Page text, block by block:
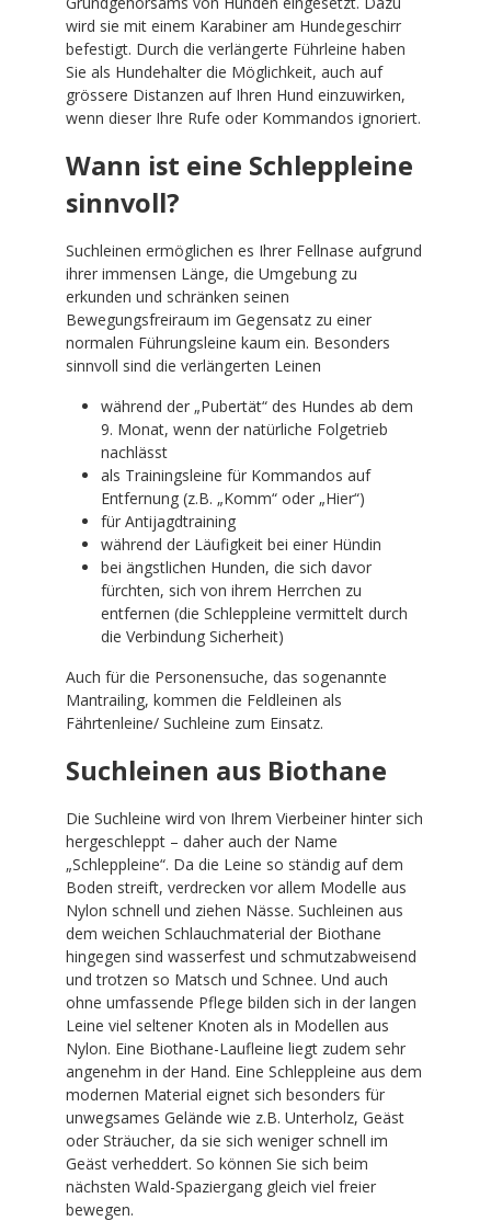
wird sie mit einem Karabiner am Hundegeschirr
befestigt. Durch die verlängerte Führleine haben
Sie als Hundehalter die Möglichkeit, auch auf
grössere Distanzen auf Ihren Hund einzuwirken,
wenn dieser Ihre Rufe oder Kommandos ignoriert.
Wann ist eine Schleppleine
sinnvoll?
Suchleinen ermöglichen es Ihrer Fellnase aufgrund
ihrer immensen Länge, die Umgebung zu
erkunden und schränken seinen
Bewegungsfreiraum im Gegensatz zu einer
normalen Führungsleine kaum ein. Besonders
sinnvoll sind die verlängerten Leinen
während der „Pubertät“ des Hundes ab dem
9. Monat, wenn der natürliche Folgetrieb
nachlässt
als Trainingsleine für Kommandos auf
Entfernung (z.B. „Komm“ oder „Hier“)
für Antijagdtraining
während der Läufigkeit bei einer Hündin
bei ängstlichen Hunden, die sich davor
fürchten, sich von ihrem Herrchen zu
entfernen (die Schleppleine vermittelt durch
die Verbindung Sicherheit)
Auch für die Personensuche, das sogenannte
Mantrailing, kommen die Feldleinen als
Fährtenleine/ Suchleine zum Einsatz.
Suchleinen aus Biothane
Die Suchleine wird von Ihrem Vierbeiner hinter sich
hergeschleppt – daher auch der Name
„Schleppleine“. Da die Leine so ständig auf dem
Boden streift, verdrecken vor allem Modelle aus
Nylon schnell und ziehen Nässe. Suchleinen aus
dem weichen Schlauchmaterial der Biothane
hingegen sind wasserfest und schmutzabweisend
und trotzen so Matsch und Schnee. Und auch
ohne umfassende Pflege bilden sich in der langen
Leine viel seltener Knoten als in Modellen aus
Nylon. Eine Biothane-Laufleine liegt zudem sehr
angenehm in der Hand. Eine Schleppleine aus dem
modernen Material eignet sich besonders für
unwegsames Gelände wie z.B. Unterholz, Geäst
oder Sträucher, da sie sich weniger schnell im
Geäst verheddert. So können Sie sich beim
nächsten Wald-Spaziergang gleich viel freier
bewegen.